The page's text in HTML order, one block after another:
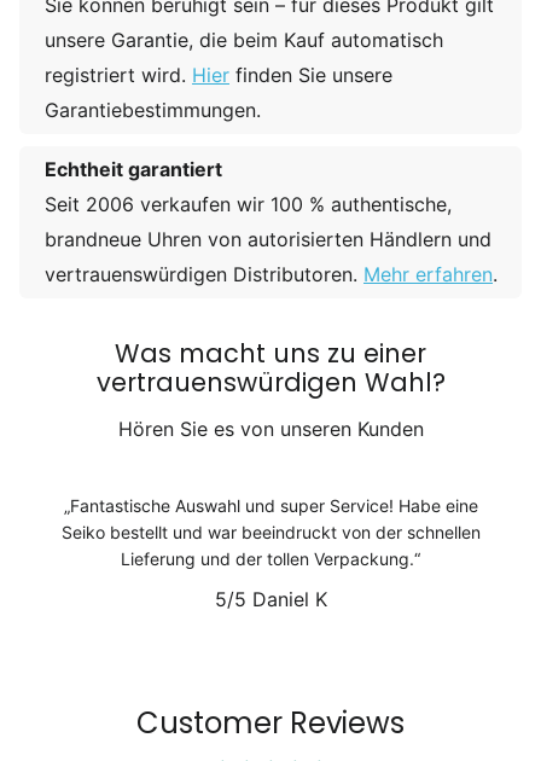
Sie können beruhigt sein – für dieses Produkt gilt
unsere Garantie, die beim Kauf automatisch
registriert wird. Hier finden Sie unsere
Garantiebestimmungen.
Echtheit garantiert
Seit 2006 verkaufen wir 100 % authentische,
brandneue Uhren von autorisierten Händlern und
vertrauenswürdigen Distributoren. Mehr erfahren.
Was macht uns zu einer
vertrauenswürdigen Wahl?
Hören Sie es von unseren Kunden
Fantastische Auswahl und super Service! Habe eine
Seiko bestellt und war beeindruckt von der schnellen
Lieferung und der tollen Verpackung.
5/5 Daniel K
Customer Reviews